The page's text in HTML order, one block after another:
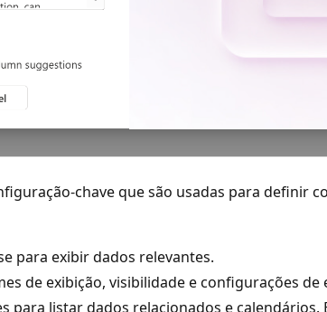
chave que são usadas para definir
para exibir dados relevantes.
de exibição, visibilidade e configurações de
para listar dados relacionados e